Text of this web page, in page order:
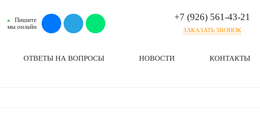
Пишите
мы онлайн
+7 (926) 561-43-21
ЗАКАЗАТЬ ЗВОНОК
ОТВЕТЫ НА ВОПРОСЫ НОВОСТИ КОНТАКТЫ